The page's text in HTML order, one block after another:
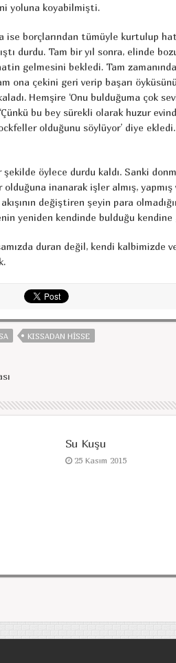
yoluna koyabilmişti.
ise borçlarından tümüyle kurtulup
durdu. Tam bir yıl sonra, elinde
gelmesini bekledi. Tam
ona çekini geri verip başarı
Hemşire ‘Onu bulduğuma çok
bu bey sürekli olarak huzur
olduğunu söylüyor’ diye
şekilde öylece durdu kaldı. Sanki
inanarak işler almış, yapmış
değiştiren şeyin para
yeniden kendinde bulduğu kendine
duran değil, kendi kalbimizde
KISSADAN HISSE
Su Kuşu
25 Kasım 2015